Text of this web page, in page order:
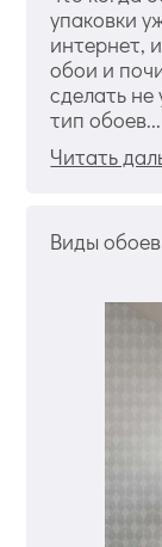
упаковки
интернет,
обои и
сделать не
тип обоев...
Читать
Виды обоев